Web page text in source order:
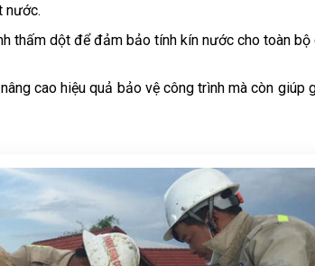
nước.
thấm dột để đảm bảo tính kín nước cho toàn bộ
cao hiệu quả bảo vệ công trình mà còn